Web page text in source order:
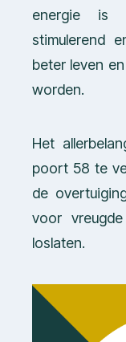
energie is
stimulerend
beter leven
worden.
Het
poort 58 te
de
voor
loslaten.